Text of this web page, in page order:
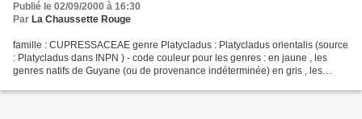
Publié le 02/09/2000 à 16:30
Par La Chaussette Rouge
famille : CUPRESSACEAE genre Platycladus : Platycladus orientalis (source
: Platycladus dans INPN ) - code couleur pour les genres : en jaune , les
genres natifs de Guyane (ou de provenance indéterminée) en gris , les